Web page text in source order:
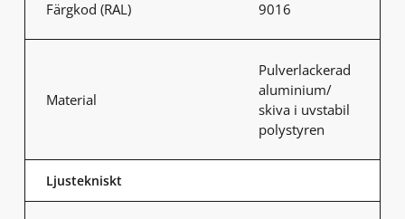
Färgkod (RAL) 9016
Material
Pulverlackerad
aluminium/
skiva i uvstabil
polystyren
Ljustekniskt